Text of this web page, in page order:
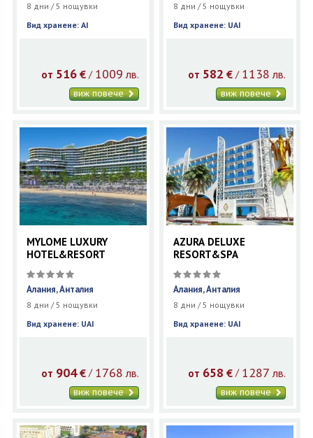
8 дни / 5 нощувки
Вид хранене: AI
от 516 €/ 1009 лв.
виж повече
8 дни / 5 нощувки
Вид хранене: UAI
от 582 € / 1138 лв.
виж повече
MYLOME LUXURY
HOTEL&RESORT
Алания, Анталия
8 дни / 5 нощувки
Вид хранене: UAI
от 904 €/ 1768 лв.
виж повече
AZURA DELUXE
RESORT&SPA
Алания, Анталия
8 дни / 5 нощувки
Вид хранене: UAI
от 658 € / 1287 лв.
виж повече